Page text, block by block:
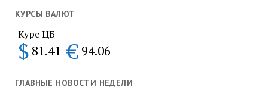
КУРСЫ ВАЛЮТ
Курс ЦБ
$ 81.41 € 94.06
ГЛАВНЫЕ НОВОСТИ НЕДЕЛИ